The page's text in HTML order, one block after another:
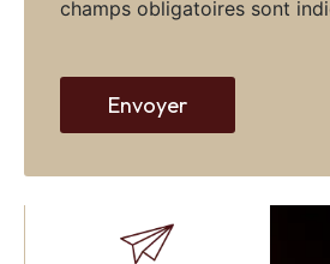
champs obligatoires sont
w
b
Envoyer